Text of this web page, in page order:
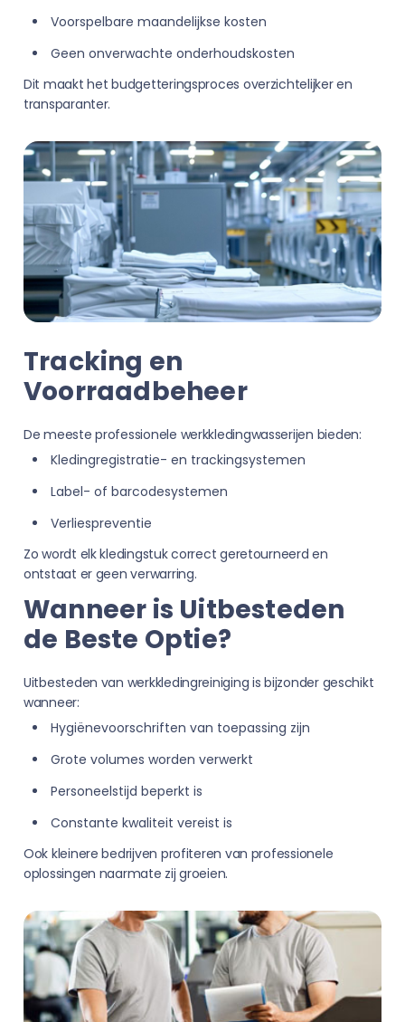
Voorspelbare maandelijkse kosten
Geen onverwachte onderhoudskosten
Dit maakt het budgetteringsproces overzichtelijker en
transparanter.
Tracking en
Voorraadbeheer
De meeste professionele werkkledingwasserijen bieden:
Kledingregistratie- en trackingsystemen
Label- of barcodesystemen
Verliespreventie
Zo wordt elk kledingstuk correct geretourneerd en
ontstaat er geen verwarring.
Wanneer is Uitbesteden
de Beste Optie?
Uitbesteden van werkkledingreiniging is bijzonder geschikt
wanneer:
Hygiënevoorschriften van toepassing zijn
Grote volumes worden verwerkt
Personeelstijd beperkt is
Constante kwaliteit vereist is
Ook kleinere bedrijven profiteren van professionele
oplossingen naarmate zij groeien.